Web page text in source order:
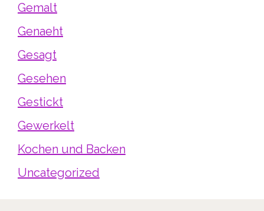
Gemalt
Genaeht
Gesagt
Gesehen
Gestickt
Gewerkelt
Kochen und Backen
Uncategorized